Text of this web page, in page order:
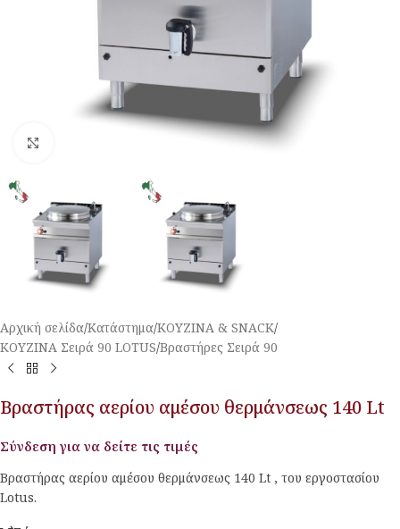
Αρχική σελίδα/Κατάστημα/ΚΟΥΖΙΝΑ & SNACK/
ΚΟΥΖΙΝΑ Σειρά 90 LOTUS/Βραστήρες Σειρά 90
Βραστήρας αερίου αμέσου θερμάνσεως 140 Lt
Σύνδεση για να δείτε τις τιμές
Βραστήρας αερίου αμέσου θερμάνσεως 140 Lt , του εργοστασίου
Lotus.